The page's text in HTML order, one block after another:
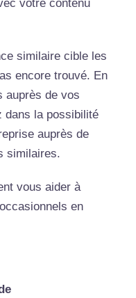
votre contenu
similaire cible les
encore trouvé. En
auprès de vos
dans la possibilité
auprès de
similaires.
vous aider à
en